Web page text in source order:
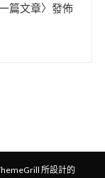
篇文章〉發佈
所設計的